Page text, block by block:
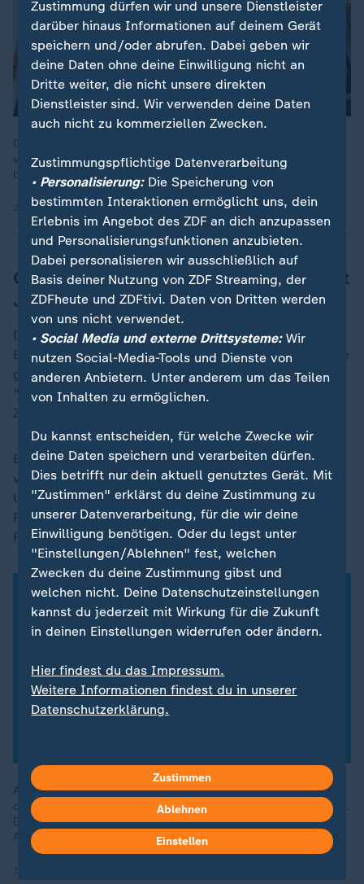
Die italienische Justiz blockierte mehrfach die Überstellung
von Migranten nach Albanien, auf der die Regierung Meloni
beharrt. Nun ist der Europäische Gerichtshof damit befasst.
25.02.2025 | 2:03 min
Opposition kritisiert Ramas Umgang mit
Justiz
Der Oppositionschef und Ex-Ministerpräsident Sali
Berisha, gegen den es auch schon Korruptionsvorwürfe
gegeben hat, sagte, der Protest am Dienstag sei ein
"friedlicher Aufstand" zu einer für Albanien kritischen
Zeit.
Bei einer Rede vor den Demonstranten warf er Rama
vor, "dem Justizsystem den Krieg" zu erklären. Die
Unruhen sind die jüngsten in einer Reihe gewaltsamer
Proteste, die die seit 2013 andauernde Herrschaft
Ramas zunehmend gefährden.
Albanien hat große Schritte im Kampf gegen Korruption und
organisierte Kriminalität gemacht. Trotzdem bleiben Probleme.
Dazu kommen zunehmender Arbeitskräftemangel und
Abwanderung.
Zustimmung dürfen wir und unsere Dienstleister
darüber hinaus Informationen auf deinem Gerät
speichern und/oder abrufen. Dabei geben wir
deine Daten ohne deine Einwilligung nicht an
Dritte weiter, die nicht unsere direkten
Dienstleister sind. Wir verwenden deine Daten
auch nicht zu kommerziellen Zwecken.
Zustimmungspflichtige Datenverarbeitung
• Personalisierung:Die Speicherung von
bestimmten Interaktionen ermöglicht uns, dein
Erlebnis im Angebot des ZDF an dich anzupassen
und Personalisierungsfunktionen anzubieten.
Dabei personalisieren wir ausschließlich auf
Basis deiner Nutzung von ZDF Streaming, der
ZDFheute und ZDFtivi. Daten von Dritten werden
von uns nicht verwendet.
• Social Media und externe Drittsysteme:Wir
nutzen Social-Media-Tools und Dienste von
anderen Anbietern. Unter anderem um das Teilen
von Inhalten zu ermöglichen.
Du kannst entscheiden, für welche Zwecke wir
deine Daten speichern und verarbeiten dürfen.
Dies betrifft nur dein aktuell genutztes Gerät. Mit
"Zustimmen" erklärst du deine Zustimmung zu
unserer Datenverarbeitung, für die wir deine
Einwilligung benötigen. Oder du legst unter
"Einstellungen/Ablehnen" fest, welchen
Zwecken du deine Zustimmung gibst und
welchen nicht. Deine Datenschutzeinstellungen
kannst du jederzeit mit Wirkung für die Zukunft
in deinen Einstellungen widerrufen oder ändern.
Hier findest du das Impressum.
Weitere Informationen findest du in unserer
Datenschutzerklärung.
Zustimmen
Ablehnen
Einstellen